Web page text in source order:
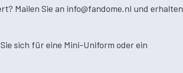
Mailen Sie an info@fandome.nl und erhalten
sich für eine Mini-Uniform oder ein